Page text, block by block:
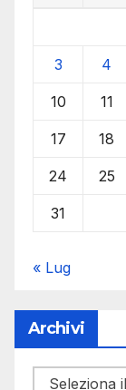
3 4
10 11
17 18
24 25
31
« Lug
Archivi
Archivi